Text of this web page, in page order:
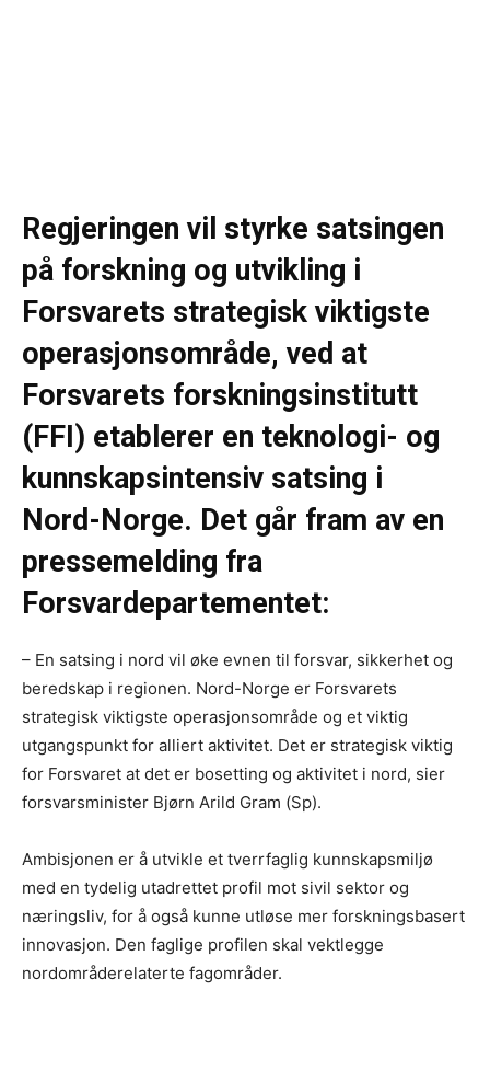
Regjeringen vil styrke satsingen
på forskning og utvikling i
Forsvarets strategisk viktigste
operasjonsområde, ved at
Forsvarets forskningsinstitutt
(FFI) etablerer en teknologi- og
kunnskapsintensiv satsing i
Nord-Norge. Det går fram av en
pressemelding fra
Forsvardepartementet:
– En satsing i nord vil øke evnen til forsvar, sikkerhet og
beredskap i regionen. Nord-Norge er Forsvarets
strategisk viktigste operasjonsområde og et viktig
utgangspunkt for alliert aktivitet. Det er strategisk viktig
for Forsvaret at det er bosetting og aktivitet i nord, sier
forsvarsminister Bjørn Arild Gram (Sp).
Ambisjonen er å utvikle et tverrfaglig kunnskapsmiljø
med en tydelig utadrettet profil mot sivil sektor og
næringsliv, for å også kunne utløse mer forskningsbasert
innovasjon. Den faglige profilen skal vektlegge
nordområderelaterte fagområder.